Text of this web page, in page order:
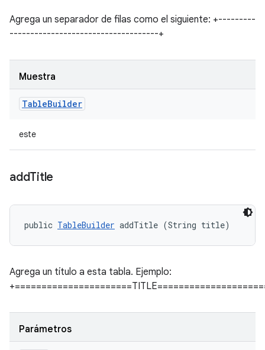
Agrega un separador de filas como el siguiente: +---------
------------------------------------+
Muestra
TableBuilder
este
addTitle
public TableBuilder addTitle (String title)
Agrega un título a esta tabla. Ejemplo:
Parámetros